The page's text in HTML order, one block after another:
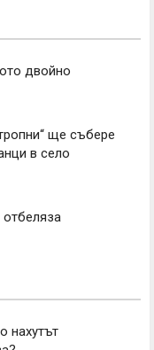
двойно
ще събере
в село
нахутът